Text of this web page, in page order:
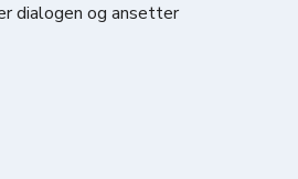
dialogen og ansetter